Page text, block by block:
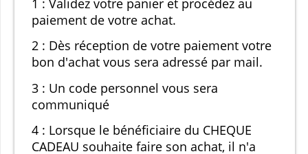
1 : Validez votre panier et procédez au
paiement de votre achat.
2 : Dès réception de votre paiement votre
bon d'achat vous sera adressé par mail.
3 : Un code personnel vous sera
communiqué
4 : Lorsque le bénéficiaire du CHEQUE
CADEAU souhaite faire son achat, il n'a